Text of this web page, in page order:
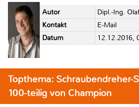
Autor
Dipl.-Ing.
Kontakt
E-Mail
Datum
12.12.2016,
Topthema: Schraubendreher-
100-teilig von Champion